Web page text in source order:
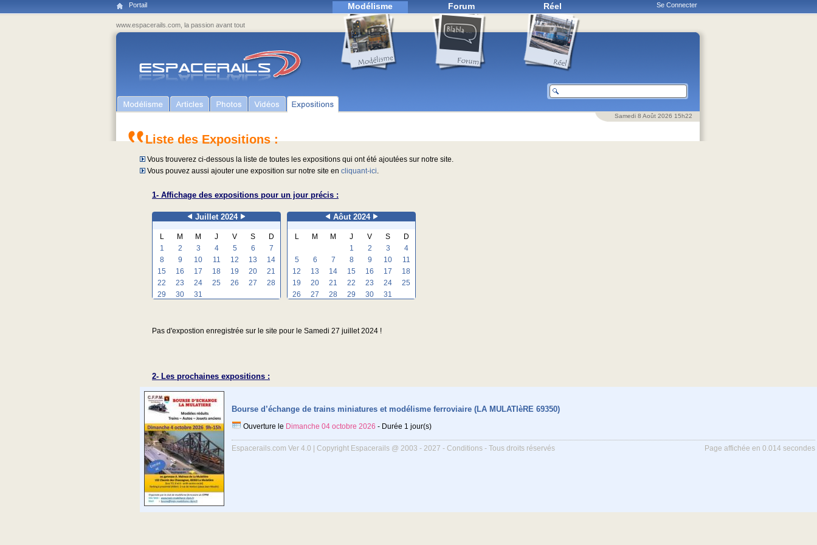
Portail Se Connecter
Modélisme Forum Réel
www.espacerails.com, la passion avant tout
Samedi 8 Août 2026 15h22
Liste des Expositions :
Vous trouverez ci-dessous la liste de toutes les expositions qui ont été ajoutées sur notre site.
Vous pouvez aussi ajouter une exposition sur notre site en cliquant-ici.
1- Affichage des expositions pour un jour précis :
Juillet 2024
L M M J V S
D
1
2 3 4 5 6
7
8
9 10 11 12 13
14
15
16 17 18 19 20
21
22
23 24 25 26 27
28
29
30 31
Aôut 2024
L M M J V S
D
1
2 3
4
5
6 7 8 9 10
11
12
13 14 15 16 17
18
19
20 21 22 23 24
25
26
27 28 29 30 31
Pas d'expostion enregistrée sur le site pour le Samedi 27 juillet 2024 !
2- Les prochaines expositions :
Bourse d’échange de trains miniatures et modélisme ferroviaire (LA MULATIèRE 69350)
Ouverture le Dimanche 04 octobre 2026 - Durée 1 jour(s)
Espacerails.com Ver 4.0 | Copyright Espacerails @ 2003 - 2027 - Conditions - Tous droits réservés Page affichée en 0.014 secondes